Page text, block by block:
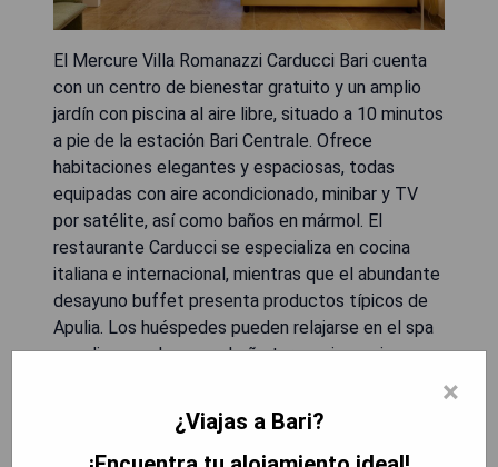
El Mercure Villa Romanazzi Carducci Bari cuenta
con un centro de bienestar gratuito y un amplio
jardín con piscina al aire libre, situado a 10 minutos
a pie de la estación Bari Centrale. Ofrece
habitaciones elegantes y espaciosas, todas
equipadas con aire acondicionado, minibar y TV
por satélite, así como baños en mármol. El
restaurante Carducci se especializa en cocina
italiana e internacional, mientras que el abundante
desayuno buffet presenta productos típicos de
Apulia. Los huéspedes pueden relajarse en el spa
que dispone de sauna, baño turco y jacuzzi;
estación Bari Quintino Sella, que conecta con el
aeropuerto de Bari, se encuentra a solo 5 minutos
a pie.
×
¿Viajas a Bari?